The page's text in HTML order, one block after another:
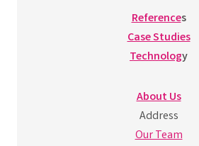
References
Case Studies
Technology
About Us
Address
Our Team